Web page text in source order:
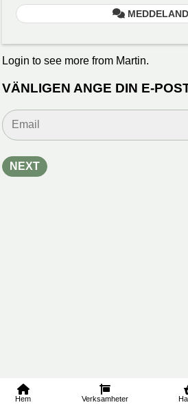
Login to see more from Martin.
VÄNLIGEN ANGE DIN E-
Hem Verksamheter